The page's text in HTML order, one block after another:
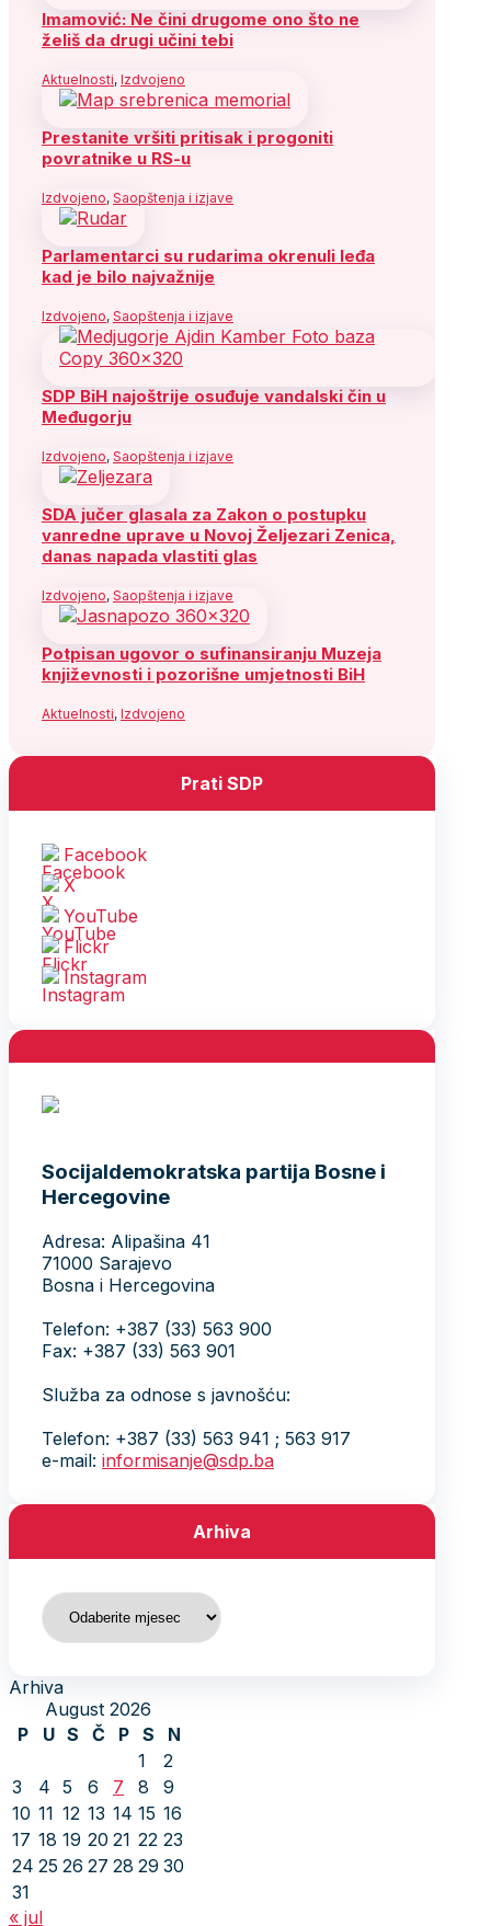
Imamović: Ne čini drugome ono što ne
želiš da drugi učini tebi
Aktuelnosti, Izdvojeno
Prestanite vršiti pritisak i progoniti
povratnike u RS-u
Izdvojeno, Saopštenja i izjave
Parlamentarci su rudarima okrenuli leđa
kad je bilo najvažnije
Izdvojeno, Saopštenja i izjave
SDP BiH najoštrije osuđuje vandalski čin u
Međugorju
Izdvojeno, Saopštenja i izjave
SDA jučer glasala za Zakon o postupku
vanredne uprave u Novoj Željezari Zenica,
danas napada vlastiti glas
Izdvojeno, Saopštenja i izjave
Potpisan ugovor o sufinansiranju Muzeja
književnosti i pozorišne umjetnosti BiH
Aktuelnosti, Izdvojeno
Prati SDP
Facebook
X
YouTube
Flickr
Instagram
Socijaldemokratska partija Bosne i
Hercegovine
Adresa: Alipašina 41
71000 Sarajevo
Bosna i Hercegovina
Telefon: +387 (33) 563 900
Fax: +387 (33) 563 901
Služba za odnose s javnošću:
Telefon: +387 (33) 563 941 ; 563 917
e-mail: informisanje@sdp.ba
Arhiva
Arhiva
Arhiva
August 2026
P
U S Č P S
N
1
2
3
4 5 6 7 8
9
10 11 12 13 14 15 16
17 18 19 20 21 22 23
24 25 26 27 28 29 30
31
« jul